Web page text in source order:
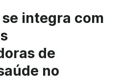
integra com
de
no